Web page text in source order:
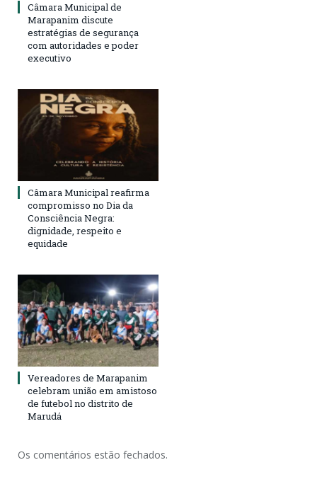
Câmara Municipal de
Marapanim discute
estratégias de segurança
com autoridades e poder
executivo
Câmara Municipal reafirma
compromisso no Dia da
Consciência Negra:
dignidade, respeito e
equidade
Vereadores de Marapanim
celebram união em amistoso
de futebol no distrito de
Marudá
Os comentários estão fechados.